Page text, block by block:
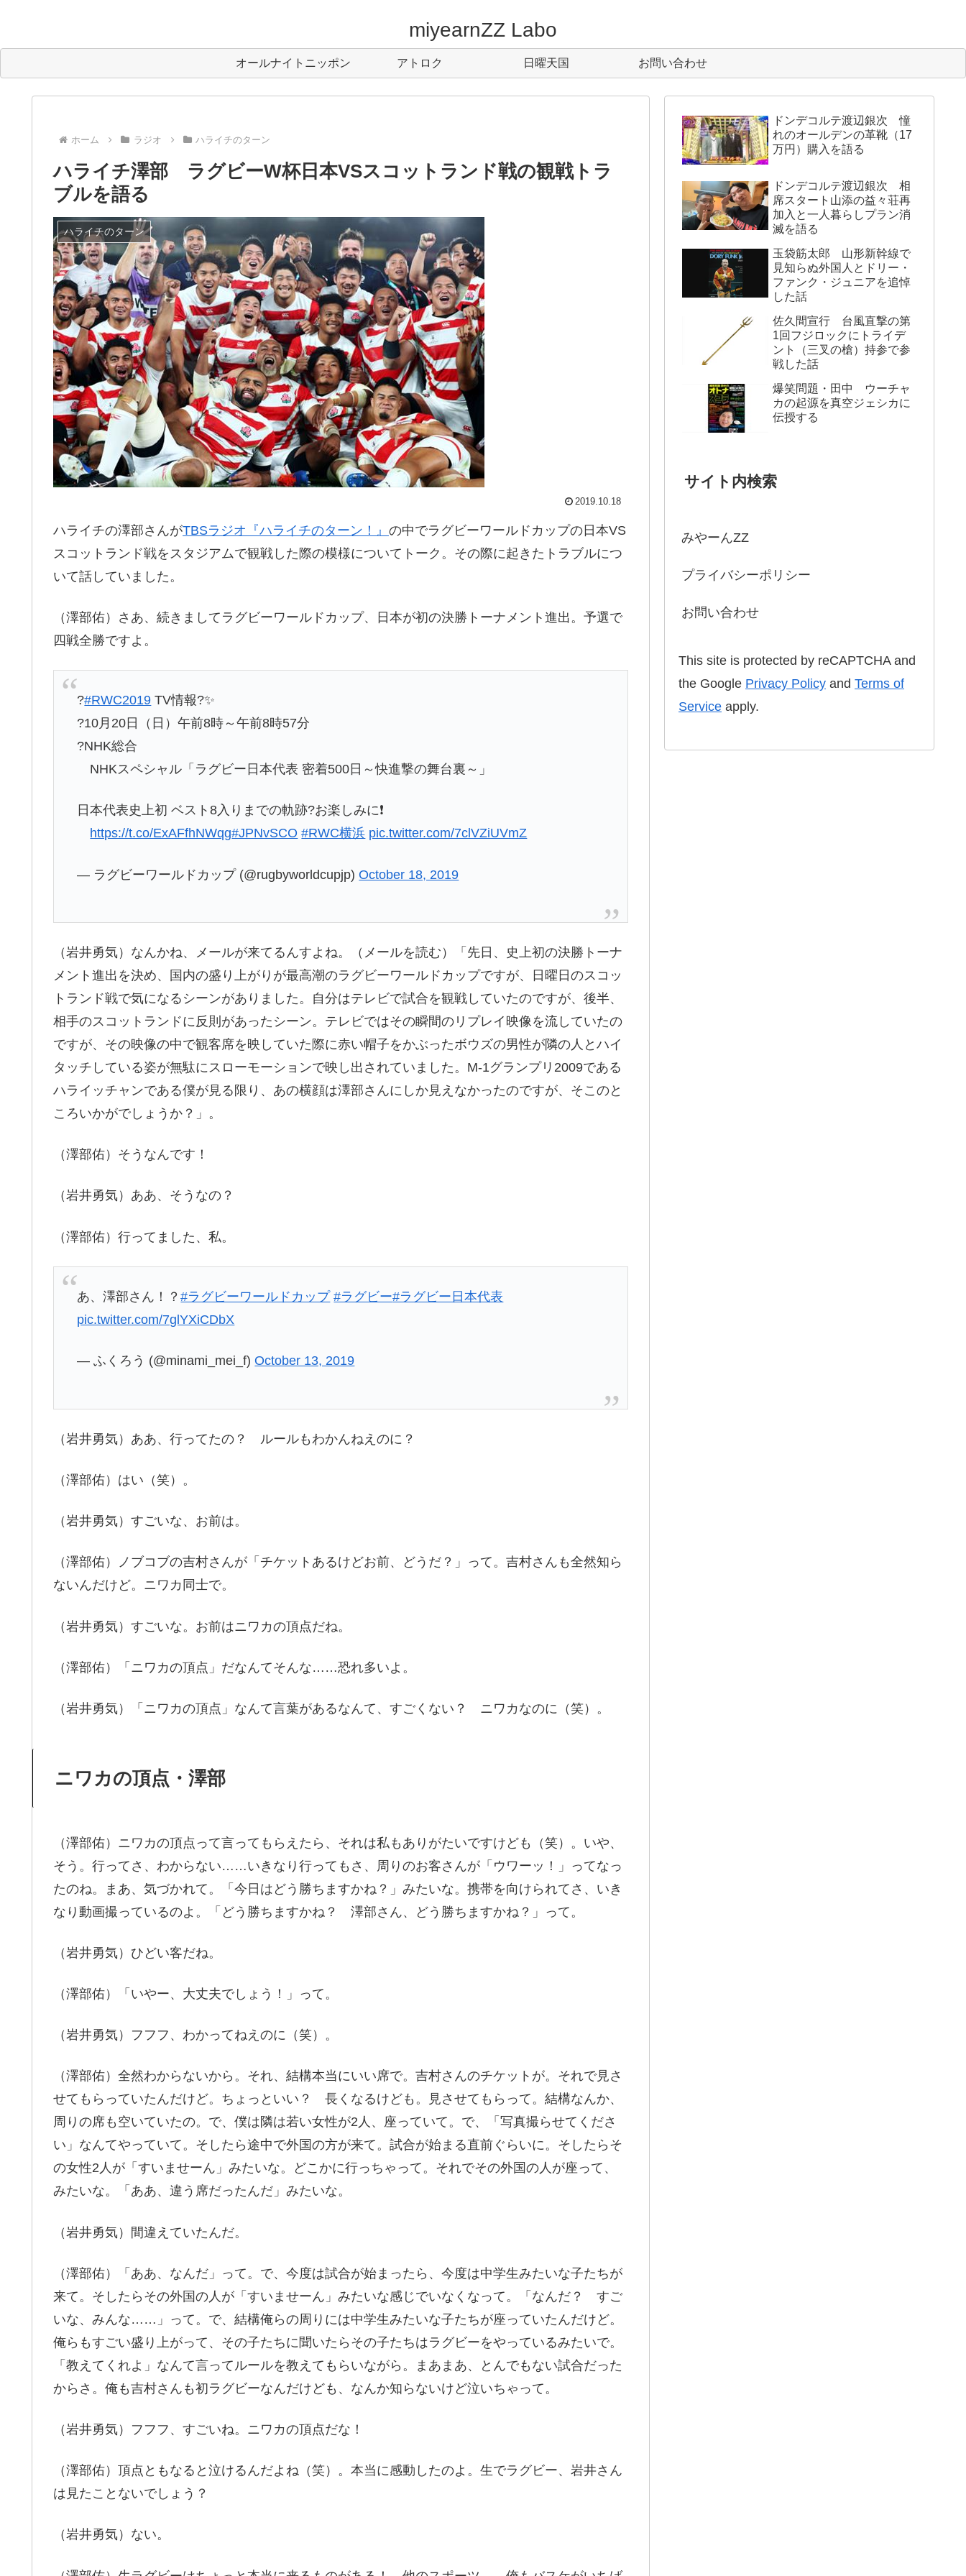
miyearnZZ Labo
オールナイトニッポン アトロク 日曜天国 お問い合わせ
ホーム ラジオ ハライチのターン
ハライチ澤部 ラグビーW杯日本VSスコットランド戦の観戦トラ
ブルを語る
ハライチのターン
2019.10.18
ハライチの澤部さんがTBSラジオ『ハライチのターン！』 の中でラグビーワールドカップの日本VS
スコットランド戦をスタジアムで観戦した際の模様についてトーク。その際に起きたトラブルにつ
いて話していました。
（澤部佑）さあ、続きましてラグビーワールドカップ、日本が初の決勝トーナメント進出。予選で
四戦全勝ですよ。
?#RWC2019 TV情報?✨
?10月20日（日）午前8時～午前8時57分
?NHK総合
NHKスペシャル「ラグビー日本代表 密着500日～快進撃の舞台裏～」
日本代表史上初 ベスト8入りまでの軌跡?お楽しみに❗
https://t.co/ExAFfhNWqg#JPNvSCO #RWC横浜 pic.twitter.com/7clVZiUVmZ
— ラグビーワールドカップ (@rugbyworldcupjp)October 18, 2019
（岩井勇気）なんかね、メールが来てるんすよね。（メールを読む）「先日、史上初の決勝トーナ
メント進出を決め、国内の盛り上がりが最高潮のラグビーワールドカップですが、日曜日のスコッ
トランド戦で気になるシーンがありました。自分はテレビで試合を観戦していたのですが、後半、
相手のスコットランドに反則があったシーン。テレビではその瞬間のリプレイ映像を流していたの
ですが、その映像の中で観客席を映していた際に赤い帽子をかぶったボウズの男性が隣の人とハイ
タッチしている姿が無駄にスローモーションで映し出されていました。M-1グランプリ2009である
ハライッチャンである僕が見る限り、あの横顔は澤部さんにしか見えなかったのですが、そこのと
ころいかがでしょうか？」。
（澤部佑）そうなんです！
（岩井勇気）ああ、そうなの？
（澤部佑）行ってました、私。
あ、澤部さん！？#ラグビーワールドカップ #ラグビー#ラグビー日本代表
pic.twitter.com/7glYXiCDbX
— ふくろう (@minami_mei_f)October 13, 2019
（岩井勇気）ああ、行ってたの？ ルールもわかんねえのに？
（澤部佑）はい（笑）。
（岩井勇気）すごいな、お前は。
（澤部佑）ノブコブの吉村さんが「チケットあるけどお前、どうだ？」って。吉村さんも全然知ら
ないんだけど。ニワカ同士で。
（岩井勇気）すごいな。お前はニワカの頂点だね。
（澤部佑）「ニワカの頂点」だなんてそんな……恐れ多いよ。
（岩井勇気）「ニワカの頂点」なんて言葉があるなんて、すごくない？ ニワカなのに（笑）。
ニワカの頂点・澤部
（澤部佑）ニワカの頂点って言ってもらえたら、それは私もありがたいですけども（笑）。いや、
そう。行ってさ、わからない……いきなり行ってもさ、周りのお客さんが「ウワーッ！」ってなっ
たのね。まあ、気づかれて。「今日はどう勝ちますかね？」みたいな。携帯を向けられてさ、いき
なり動画撮っているのよ。「どう勝ちますかね？ 澤部さん、どう勝ちますかね？」って。
（岩井勇気）ひどい客だね。
（澤部佑）「いやー、大丈夫でしょう！」って。
（岩井勇気）フフフ、わかってねえのに（笑）。
（澤部佑）全然わからないから。それ、結構本当にいい席で。吉村さんのチケットが。それで見さ
せてもらっていたんだけど。ちょっといい？ 長くなるけども。見させてもらって。結構なんか、
周りの席も空いていたの。で、僕は隣は若い女性が2人、座っていて。で、「写真撮らせてくださ
い」なんてやっていて。そしたら途中で外国の方が来て。試合が始まる直前ぐらいに。そしたらそ
の女性2人が「すいませーん」みたいな。どこかに行っちゃって。それでその外国の人が座って、
みたいな。「ああ、違う席だったんだ」みたいな。
（岩井勇気）間違えていたんだ。
（澤部佑）「ああ、なんだ」って。で、今度は試合が始まったら、今度は中学生みたいな子たちが
来て。そしたらその外国の人が「すいませーん」みたいな感じでいなくなって。「なんだ？ すご
いな、みんな……」って。で、結構俺らの周りには中学生みたいな子たちが座っていたんだけど。
俺らもすごい盛り上がって、その子たちに聞いたらその子たちはラグビーをやっているみたいで。
「教えてくれよ」なんて言ってルールを教えてもらいながら。まあまあ、とんでもない試合だった
からさ。俺も吉村さんも初ラグビーなんだけども、なんか知らないけど泣いちゃって。
（岩井勇気）フフフ、すごいね。ニワカの頂点だな！
（澤部佑）頂点ともなると泣けるんだよね（笑）。本当に感動したのよ。生でラグビー、岩井さん
は見たことないでしょう？
（岩井勇気）ない。
ドンデコルテ渡辺銀次 憧
れのオールデンの革靴（17
万円）購入を語る
ドンデコルテ渡辺銀次 相
席スタート山添の益々荘再
加入と一人暮らしプラン消
滅を語る
玉袋筋太郎 山形新幹線で
見知らぬ外国人とドリー・
ファンク・ジュニアを追悼
した話
佐久間宣行 台風直撃の第
1回フジロックにトライデ
ント（三叉の槍）持参で参
戦した話
爆笑問題・田中 ウーチャ
カの起源を真空ジェシカに
伝授する
サイト内検索
みやーんZZ
プライバシーポリシー
お問い合わせ
This site is protected by reCAPTCHA and
the Google Privacy Policy and Terms of
Service apply.